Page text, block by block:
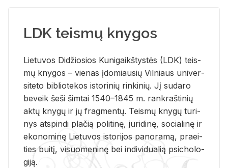
LDK teismų knygos
Lie­tu­vos Di­džio­sios Ku­ni­gaikš­tys­tės (LDK) teis­
mų kny­gos – vie­nas įdo­miau­sių Vil­niaus uni­ver­
si­te­to bi­b­lio­te­kos is­to­ri­nių rin­ki­nių. Jį su­da­ro
be­veik šeši šim­tai 1540–1845 m. rank­raš­ti­nių
aktų kny­gų ir jų frag­men­tų. Teis­mų kny­gų tu­ri­
nys at­spin­di pla­čią po­li­ti­nę, ju­ri­di­nę, so­cia­li­nę ir
eko­no­mi­nę Lie­tu­vos is­to­ri­jos pa­no­ra­mą, pra­ei­
ties bui­tį, vi­suo­me­ni­nę bei in­di­vi­dua­lią psi­cho­lo­
gi­ją.